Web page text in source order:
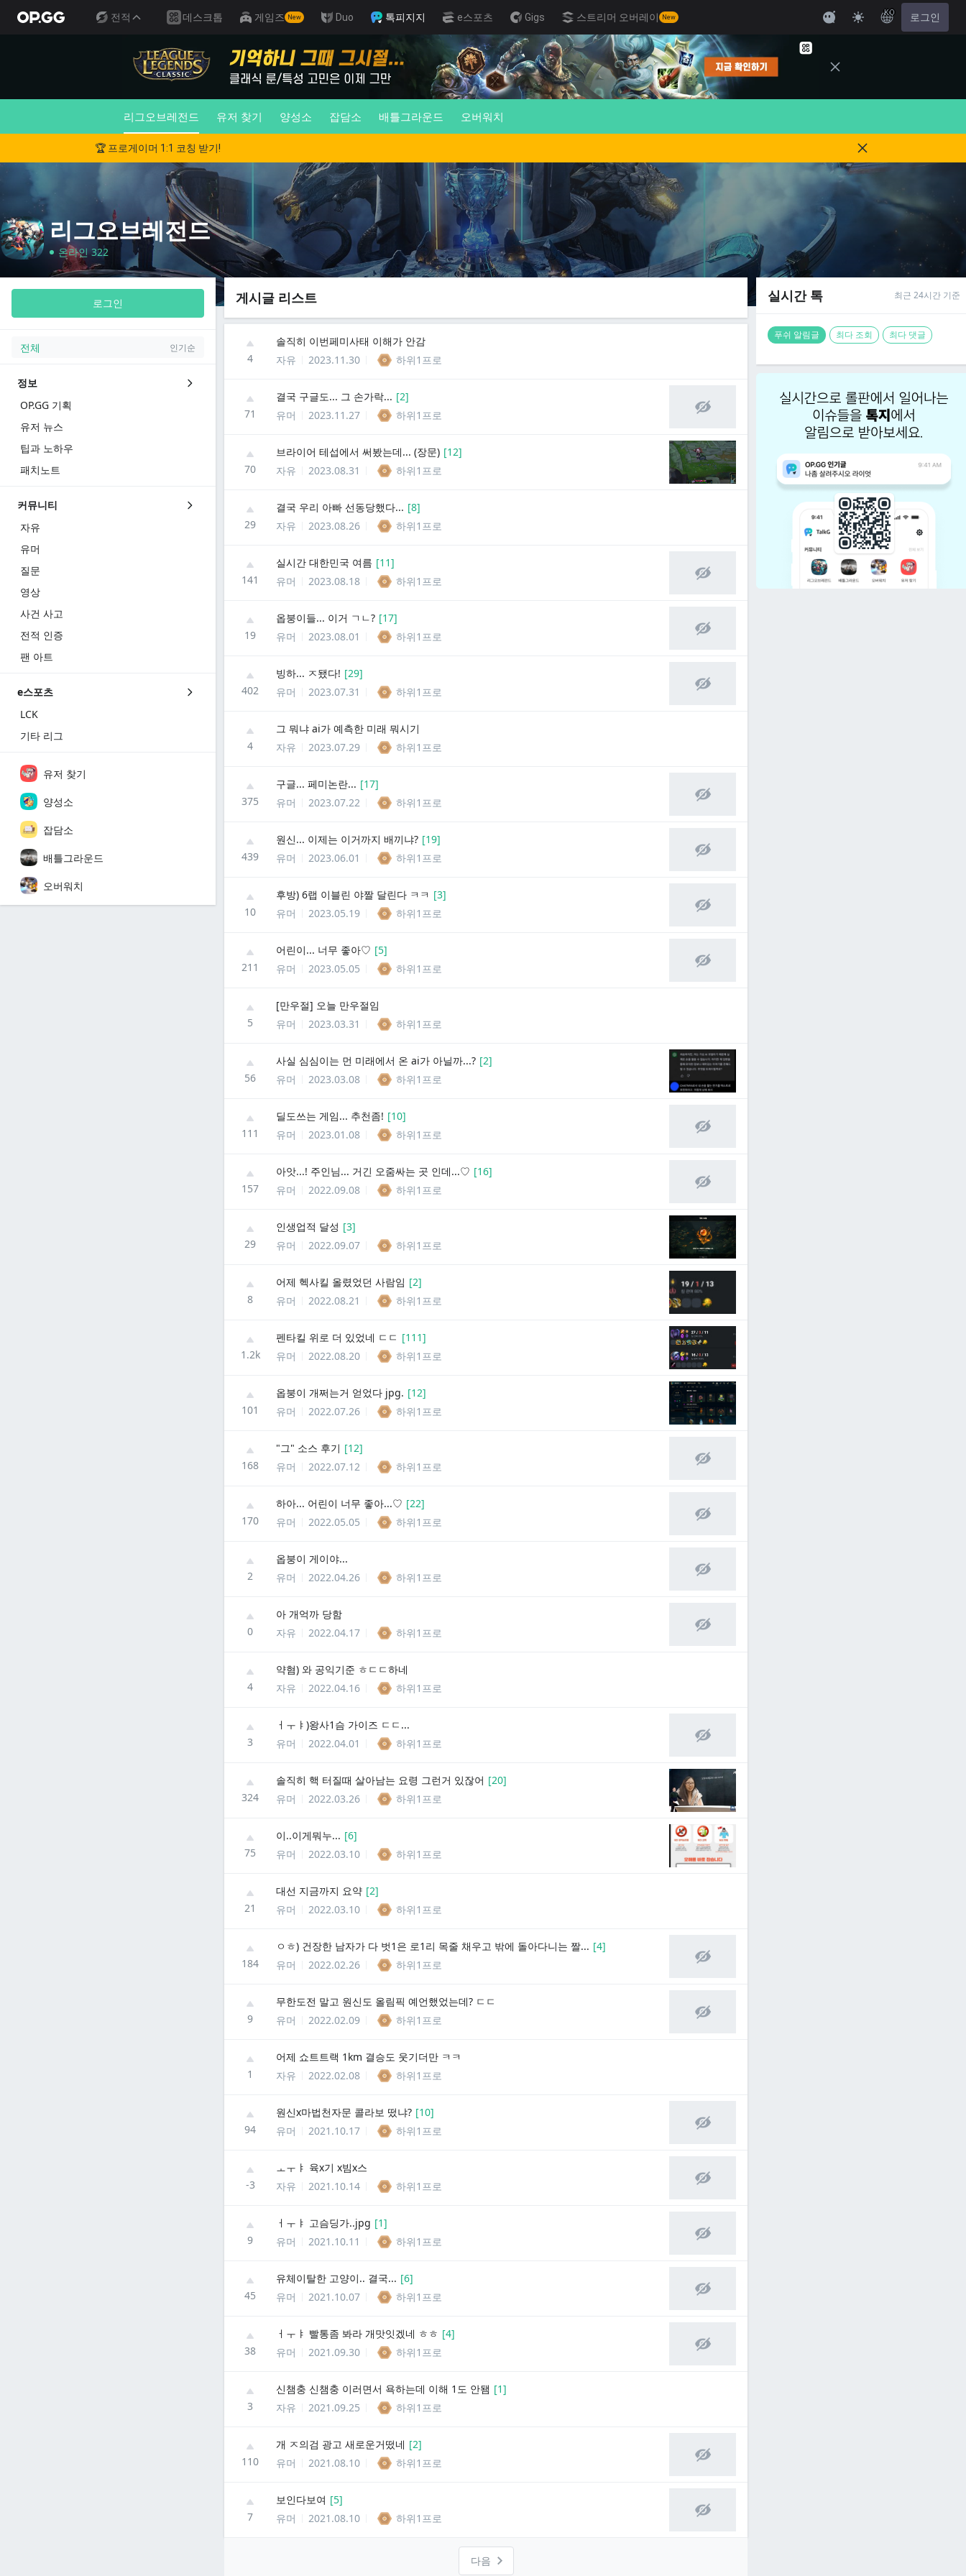
전적 데스크톱 게임즈 New Duo 톡피지지 e스포츠 Gigs 스트리머 오버레이 New
KO 로그인
리그오브레전드 유저 찾기 양성소 잡담소 배틀그라운드 오버워치
🏆 프로게이머 1:1 코칭 받기!
리그오브레전드
온라인 322
로그인
전체 인기순
정보
OP.GG 기획
유저 뉴스
팁과 노하우
패치노트
커뮤니티
자유
유머
질문
영상
사건 사고
전적 인증
팬 아트
e스포츠
LCK
기타 리그
유저 찾기
양성소
잡담소
배틀그라운드
오버워치
게시글 리스트
4
솔직히 이번페미사태 이해가 안감
자유
2023.11.30 하위1프로
71
결국 구글도... 그 손가락... [2]
유머
2023.11.27 하위1프로
70
브라이어 테섭에서 써봤는데... (장문) [12]
자유
2023.08.31 하위1프로
29
결국 우리 아빠 선동당했다... [8]
자유
2023.08.26 하위1프로
141
실시간 대한민국 여름 [11]
유머
2023.08.18 하위1프로
19
옵붕이들... 이거 ㄱㄴ? [17]
유머
2023.08.01 하위1프로
402
빙하... ㅈ됐다! [29]
유머
2023.07.31 하위1프로
4
그 뭐냐 ai가 예측한 미래 뭐시기
자유
2023.07.29 하위1프로
375
구글... 페미논란... [17]
유머
2023.07.22 하위1프로
439
원신... 이제는 이거까지 배끼냐? [19]
유머
2023.06.01 하위1프로
10
후방) 6랩 이블린 야짤 달린다 ㅋㅋ [3]
유머
2023.05.19 하위1프로
211
어린이... 너무 좋아♡ [5]
유머
2023.05.05 하위1프로
5
[만우절] 오늘 만우절임
유머
2023.03.31 하위1프로
56
사실 심심이는 먼 미래에서 온 ai가 아닐까...? [2]
유머
2023.03.08 하위1프로
111
딜도쓰는 게임... 추천좀! [10]
유머
2023.01.08 하위1프로
157
아앗...! 주인님... 거긴 오줌싸는 곳 인데...♡ [16]
유머
2022.09.08 하위1프로
29
인생업적 달성 [3]
유머
2022.09.07 하위1프로
8
어제 헥사킬 올렸었던 사람임 [2]
유머
2022.08.21 하위1프로
1.2k
펜타킬 위로 더 있었네 ㄷㄷ [111]
유머
2022.08.20 하위1프로
101
옵붕이 개쩌는거 얻었다 jpg. [12]
유머
2022.07.26 하위1프로
168
"그" 소스 후기 [12]
유머
2022.07.12 하위1프로
170
하아... 어린이 너무 좋아...♡ [22]
유머
2022.05.05 하위1프로
2
옵붕이 게이야...
유머
2022.04.26 하위1프로
0
아 개억까 당함
자유
2022.04.17 하위1프로
4
약혐) 와 공익기준 ㅎㄷㄷ하네
자유
2022.04.16 하위1프로
3
ㅓㅜㅑ)왕사1슴 가이즈 ㄷㄷ...
유머
2022.04.01 하위1프로
324
솔직히 핵 터질때 살아남는 요령 그런거 있잖어 [20]
유머
2022.03.26 하위1프로
75
이..이게뭐누... [6]
유머
2022.03.10 하위1프로
21
대선 지금까지 요약 [2]
유머
2022.03.10 하위1프로
184
ㅇㅎ) 건장한 남자가 다 벗1은 로1리 목줄 채우고 밖에 돌아다니는 짤... [4]
유머
2022.02.26 하위1프로
9
무한도전 말고 원신도 올림픽 예언했었는데? ㄷㄷ
유머
2022.02.09 하위1프로
1
어제 쇼트트랙 1km 결승도 웃기더만 ㅋㅋ
자유
2022.02.08 하위1프로
94
원신x마법천자문 콜라보 떴냐? [10]
유머
2021.10.17 하위1프로
-3
ㅗㅜㅑ 육x기 x빔x스
자유
2021.10.14 하위1프로
9
ㅓㅜㅑ 고슴딩가..jpg [1]
유머
2021.10.11 하위1프로
45
유체이탈한 고양이.. 결국... [6]
유머
2021.10.07 하위1프로
38
ㅓㅜㅑ 빨통좀 봐라 개맛잇겠네 ㅎㅎ [4]
유머
2021.09.30 하위1프로
3
신챔충 신챔충 이러면서 욕하는데 이해 1도 안됌 [1]
자유
2021.09.25 하위1프로
110
개 ㅈ의검 광고 새로운거떴네 [2]
유머
2021.08.10 하위1프로
7
보인다보여 [5]
유머
2021.08.10 하위1프로
다음
실시간 톡 최근 24시간 기준
푸쉬 알림글 최다 조회 최다 댓글